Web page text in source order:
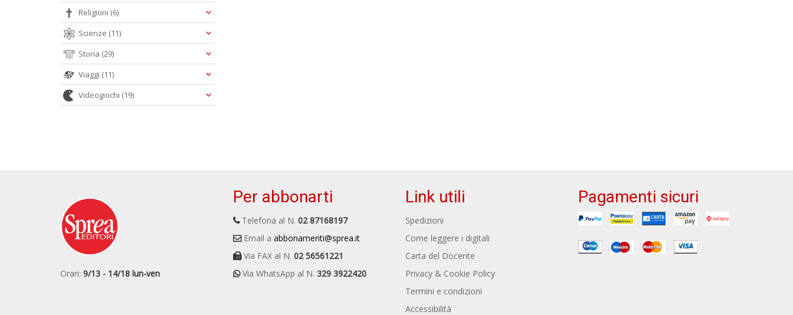
Religioni (6)
Scienze (11)
Storia (29)
Viaggi (11)
Videogiochi (19)
Orari: 9/13 - 14/18 lun-ven
Per abbonarti
Telefona al N. 02 87168197
Email a abbonamenti@sprea.it
Via FAX al N. 02 56561221
Via WhatsApp al N. 329 3922420
Link utili
Spedizioni
Come leggere i digitali
Carta del Docente
Privacy & Cookie Policy
Termini e condizioni
Accessibilità
Pagamenti sicuri